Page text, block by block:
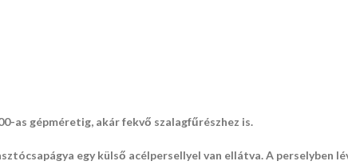
as gépméretig, akár fekvő szalagfűrészhez is.
egy külső acélpersellyel van ellátva. A perselyben